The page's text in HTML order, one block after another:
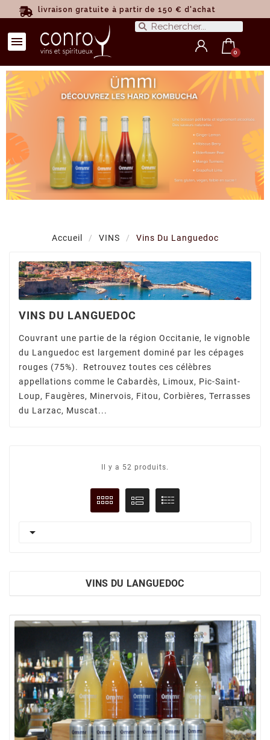
livraison gratuite à partir de 150 € d'achat
Accueil VINS Vins Du Languedoc
VINS DU LANGUEDOC
Couvrant une partie de la région Occitanie, le vignoble
du Languedoc est largement dominé par les cépages
rouges (75%). Retrouvez toutes ces célèbres
appellations comme le Cabardès, Limoux, Pic-Saint-
Loup, Faugères, Minervois, Fitou, Corbières, Terrasses
du Larzac, Muscat...
Il y a 52 produits.

VINS DU LANGUEDOC